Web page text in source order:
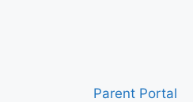
Parent Portal